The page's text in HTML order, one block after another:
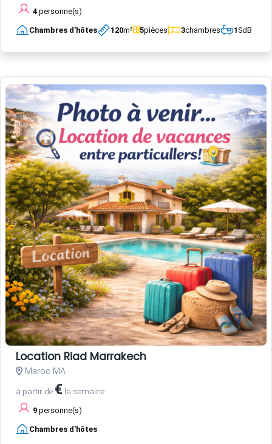
4 personne(s)
Chambres d'hôtes 120m² 5pièces 3chambres 1SdB
Location Riad Marrakech
Maroc MA
à partir de € la semaine
9 personne(s)
Chambres d'hôtes